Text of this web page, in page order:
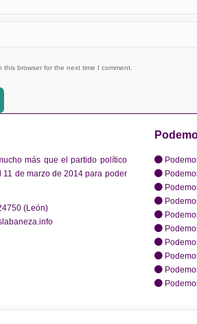
browser for the next time I comment.
más que el partido político
de marzo de 2014 para poder
(León)